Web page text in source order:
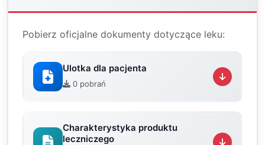
Pobierz oficjalne dokumenty dotyczące leku:
Ulotka dla pacjenta
0 pobrań
Charakterystyka produktu
leczniczego